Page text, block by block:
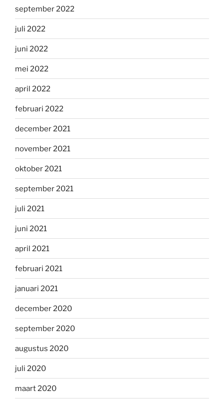
september 2022
juli 2022
juni 2022
mei 2022
april 2022
februari 2022
december 2021
november 2021
oktober 2021
september 2021
juli 2021
juni 2021
april 2021
februari 2021
januari 2021
december 2020
september 2020
augustus 2020
juli 2020
maart 2020